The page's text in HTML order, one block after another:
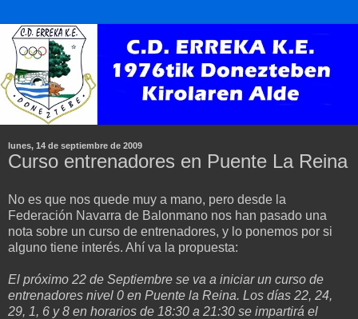
lunes, 14 de septiembre de 2009
Curso entrenadores en Puente La Reina
No es que nos quede muy a mano, pero desde la
Federación Navarra de Balonmano nos han pasado una
nota sobre un curso de entrenadores, y lo ponemos por si
alguno tiene interés. Ahí va la propuesta:
El próximo 22 de Septiembre se va a iniciar un curso de
entrenadores nivel 0 en Puente la Reina. Los días 22, 24,
29, 1, 6 y 8 en horarios de 18:30 a 21:30 se impartirá el